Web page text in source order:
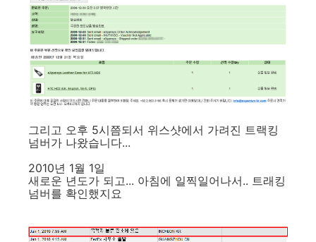
그리고 오후 5시쯤되서 위스샷에서 가려진 트랙킹
넘버가 나왔습니다...
2010년 1월 1일
새로운 년도가 되고... 아침에 일찍일어나서.. 트래킹
넘버를 확인했지요